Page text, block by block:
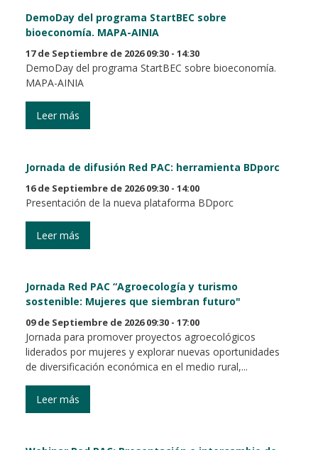
DemoDay del programa StartBEC sobre
bioeconomía. MAPA-AINIA
17 de Septiembre de 2026 09:30 - 14:30
DemoDay del programa StartBEC sobre bioeconomía.
MAPA-AINIA
Leer más
Jornada de difusión Red PAC: herramienta BDporc
16 de Septiembre de 2026 09:30 - 14:00
Presentación de la nueva plataforma BDporc
Leer más
Jornada Red PAC “Agroecología y turismo
sostenible: Mujeres que siembran futuro"
09 de Septiembre de 2026 09:30 - 17:00
Jornada para promover proyectos agroecológicos
liderados por mujeres y explorar nuevas oportunidades
de diversificación económica en el medio rural,...
Leer más